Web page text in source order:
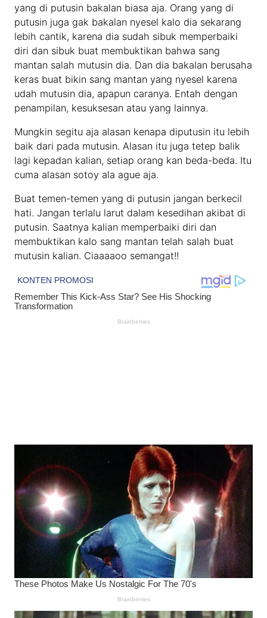
yang di putusin bakalan biasa aja. Orang yang di
putusin juga gak bakalan nyesel kalo dia sekarang
lebih cantik, karena dia sudah sibuk memperbaiki
diri dan sibuk buat membuktikan bahwa sang
mantan salah mutusin dia. Dan dia bakalan berusaha
keras buat bikin sang mantan yang nyesel karena
udah mutusin dia, apapun caranya. Entah dengan
penampilan, kesuksesan atau yang lainnya.
Mungkin segitu aja alasan kenapa diputusin itu lebih
baik dari pada mutusin. Alasan itu juga tetep balik
lagi kepadan kalian, setiap orang kan beda-beda. Itu
cuma alasan sotoy ala ague aja.
Buat temen-temen yang di putusin jangan berkecil
hati. Jangan terlalu larut dalam kesedihan akibat di
putusin. Saatnya kalian memperbaiki diri dan
membuktikan kalo sang mantan telah salah buat
mutusin kalian. Ciaaaaoo semangat!!